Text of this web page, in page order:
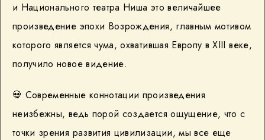
и Национального театра Ниша это величайшее
произведение эпохи Возрождения, главным мотивом
которого является чума, охватившая Европу в XIII веке,
получило новое видение.
💀 Современные коннотации произведения
неизбежны, ведь порой создается ощущение, что с
точки зрения развития цивилизации, мы все еще